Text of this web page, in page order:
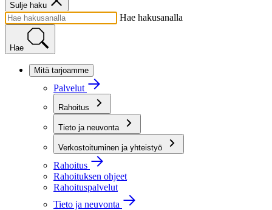
Sulje haku
Hae hakusanalla
Hae
Mitä tarjoamme
Palvelut
Rahoitus
Tieto ja neuvonta
Verkostoituminen ja yhteistyö
Rahoitus
Rahoituksen ohjeet
Rahoituspalvelut
Tieto ja neuvonta